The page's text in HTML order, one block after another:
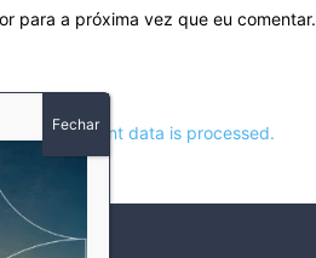
para a próxima vez que eu comentar.
your comment data is processed.